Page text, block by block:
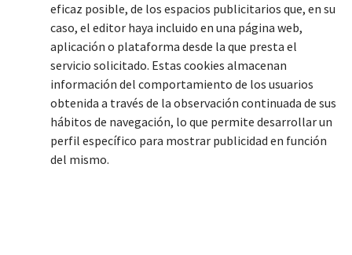
eficaz posible, de los espacios publicitarios que, en su
caso, el editor haya incluido en una página web,
aplicación o plataforma desde la que presta el
servicio solicitado. Estas cookies almacenan
información del comportamiento de los usuarios
obtenida a través de la observación continuada de sus
hábitos de navegación, lo que permite desarrollar un
perfil específico para mostrar publicidad en función
del mismo.